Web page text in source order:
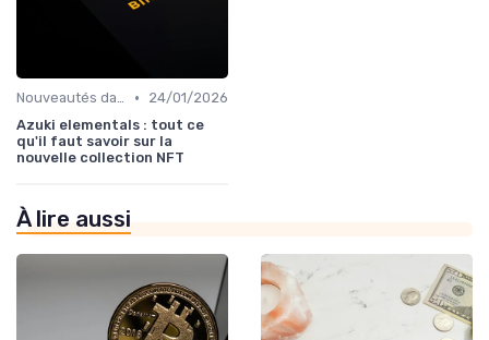
Nouveautés dans le monde des cryptos •
24/01/2026
Azuki elementals : tout ce
qu'il faut savoir sur la
nouvelle collection NFT
À lire aussi